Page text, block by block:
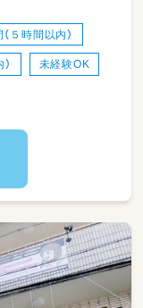
５時間以内）
未経験OK